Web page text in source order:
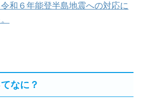
和６年能登半島地震への対応に
なに？